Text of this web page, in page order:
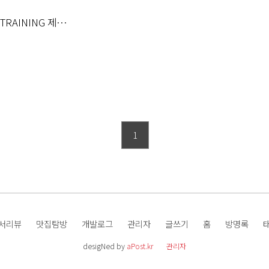
제도
1
리뷰 맛집탐방 개발로그 관리자 글쓰기 홈 방명록
desigNed by aPost.kr 관리자